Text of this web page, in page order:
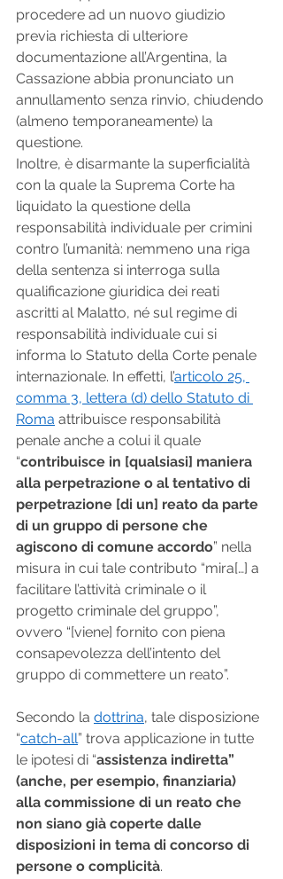
procedere ad un nuovo giudizio
previa richiesta di ulteriore
documentazione all’Argentina, la
Cassazione abbia pronunciato un
annullamento senza rinvio, chiudendo
(almeno temporaneamente) la
questione.
Inoltre, è disarmante la superficialità
con la quale la Suprema Corte ha
liquidato la questione della
responsabilità individuale per crimini
contro l’umanità: nemmeno una riga
della sentenza si interroga sulla
qualificazione giuridica dei reati
ascritti al Malatto, né sul regime di
responsabilità individuale cui si
informa lo Statuto della Corte penale
internazionale. In effetti, l’articolo 25,
comma 3, lettera (d) dello Statuto di
Roma attribuisce responsabilità
penale anche a colui il quale
“contribuisce in [qualsiasi] maniera
alla perpetrazione o al tentativo di
perpetrazione [di un] reato da parte
di un gruppo di persone che
agiscono di comune accordo” nella
misura in cui tale contributo “mira[…] a
facilitare l’attività criminale o il
progetto criminale del gruppo”,
ovvero “[viene] fornito con piena
consapevolezza dell’intento del
gruppo di commettere un reato”.
Secondo la dottrina, tale disposizione
“catch-all” trova applicazione in tutte
le ipotesi di “assistenza indiretta”
(anche, per esempio, finanziaria)
alla commissione di un reato che
non siano già coperte dalle
disposizioni in tema di concorso di
persone o complicità.